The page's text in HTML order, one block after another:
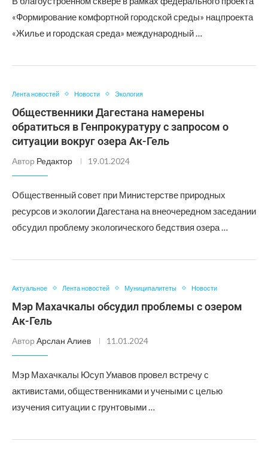
«Формирование комфортной городской среды» нацпроекта
«Жилье и городская среда» международный …
Лента новостей Новости Экология
Общественники Дагестана намерены
обратиться в Генпрокуратуру с запросом о
ситуации вокруг озера Ак-Гель
Автор Редактор 19.01.2024
Общественный совет при Министерстве природных
ресурсов и экологии Дагестана на внеочередном заседании
обсудил проблему экологического бедствия озера …
Актуальное Лента новостей Муниципалитеты Новости
Мэр Махачкалы обсудил проблемы с озером
Ак-Гель
Автор Арслан Алиев 11.01.2024
Мэр Махачкалы Юсуп Умавов провел встречу с
активистами, общественниками и учеными с целью
изучения ситуации с грунтовыми …